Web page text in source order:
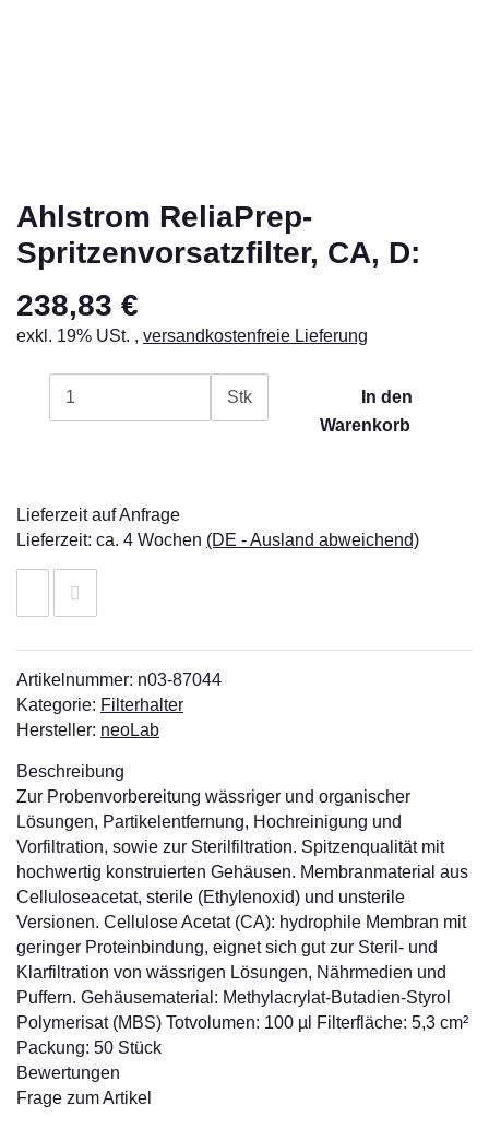
Ahlstrom ReliaPrep-
Spritzenvorsatzfilter, CA, D:
238,83 €
exkl. 19% USt. , versandkostenfreie Lieferung
Stk
In den
Warenkorb
Lieferzeit auf Anfrage
Lieferzeit: ca. 4 Wochen (DE - Ausland abweichend)
Artikelnummer: n03-87044
Kategorie: Filterhalter
Hersteller: neoLab
Beschreibung
Zur Probenvorbereitung wässriger und organischer
Lösungen, Partikelentfernung, Hochreinigung und
Vorfiltration, sowie zur Sterilfiltration. Spitzenqualität mit
hochwertig konstruierten Gehäusen. Membranmaterial aus
Celluloseacetat, sterile (Ethylenoxid) und unsterile
Versionen. Cellulose Acetat (CA): hydrophile Membran mit
geringer Proteinbindung, eignet sich gut zur Steril- und
Klarfiltration von wässrigen Lösungen, Nährmedien und
Puffern. Gehäusematerial: Methylacrylat-Butadien-Styrol
Polymerisat (MBS) Totvolumen: 100 µl Filterfläche: 5,3 cm²
Packung: 50 Stück
Bewertungen
Frage zum Artikel